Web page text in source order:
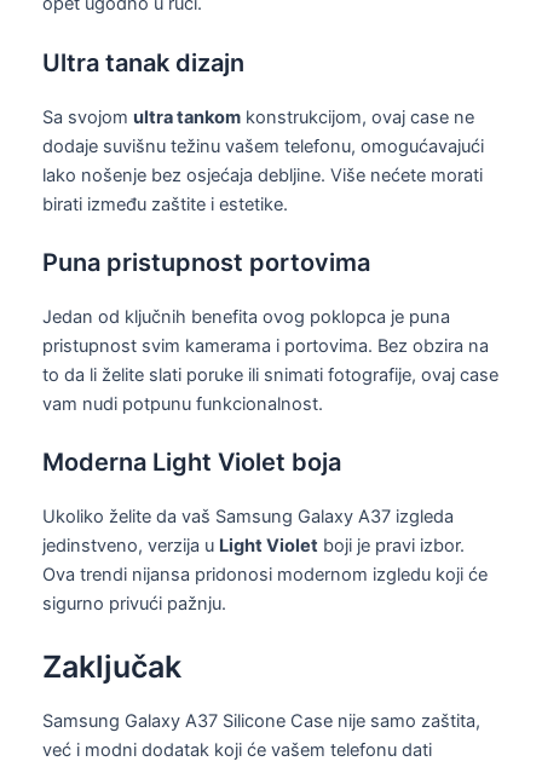
Ultra tanak dizajn
Sa svojom ultra tankom konstrukcijom, ovaj case ne
dodaje suvišnu težinu vašem telefonu, omogućavajući
lako nošenje bez osjećaja debljine. Više nećete morati
birati između zaštite i estetike.
Puna pristupnost portovima
Jedan od ključnih benefita ovog poklopca je puna
pristupnost svim kamerama i portovima. Bez obzira na
to da li želite slati poruke ili snimati fotografije, ovaj case
vam nudi potpunu funkcionalnost.
Moderna Light Violet boja
Ukoliko želite da vaš Samsung Galaxy A37 izgleda
jedinstveno, verzija u Light Violet boji je pravi izbor.
Ova trendi nijansa pridonosi modernom izgledu koji će
sigurno privući pažnju.
Zaključak
Samsung Galaxy A37 Silicone Case nije samo zaštita,
već i modni dodatak koji će vašem telefonu dati